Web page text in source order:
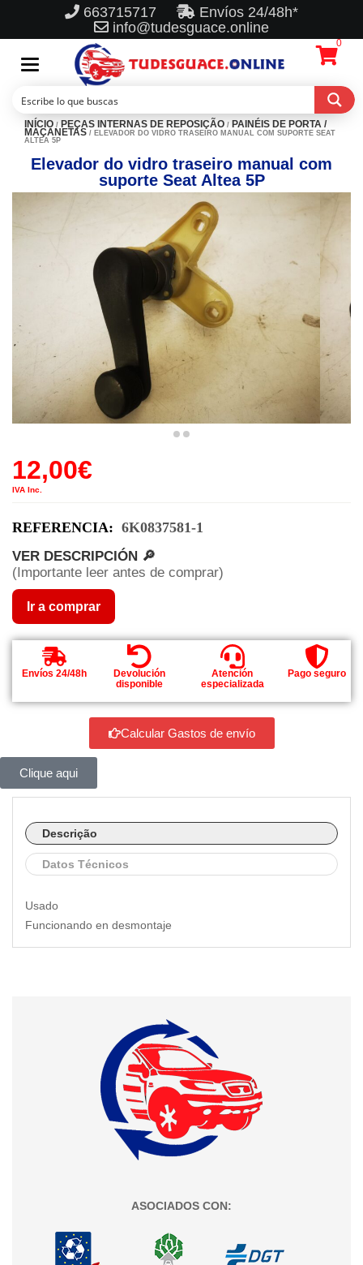
663715717
Envíos 24/48h*
info@tudesguace.online
Toggle
navigation
0
INÍCIO / PEÇAS INTERNAS DE REPOSIÇÃO / PAINÉIS DE PORTA /
MAÇANETAS / ELEVADOR DO VIDRO TRASEIRO MANUAL COM SUPORTE SEAT
ALTEA 5P
Elevador do vidro traseiro manual com
suporte Seat Altea 5P
12,00€
IVA Inc.
REFERENCIA: 6K0837581-1
VER DESCRIPCIÓN 🔎
(Importante leer antes de comprar)
Ir a comprar
Envíos 24/48h
Devolución
disponible
Atención
especializada
Pago seguro
Calcular Gastos de envío
Clique aqui
Descrição
Datos Técnicos
Usado
Funcionando en desmontaje
ASOCIADOS CON: